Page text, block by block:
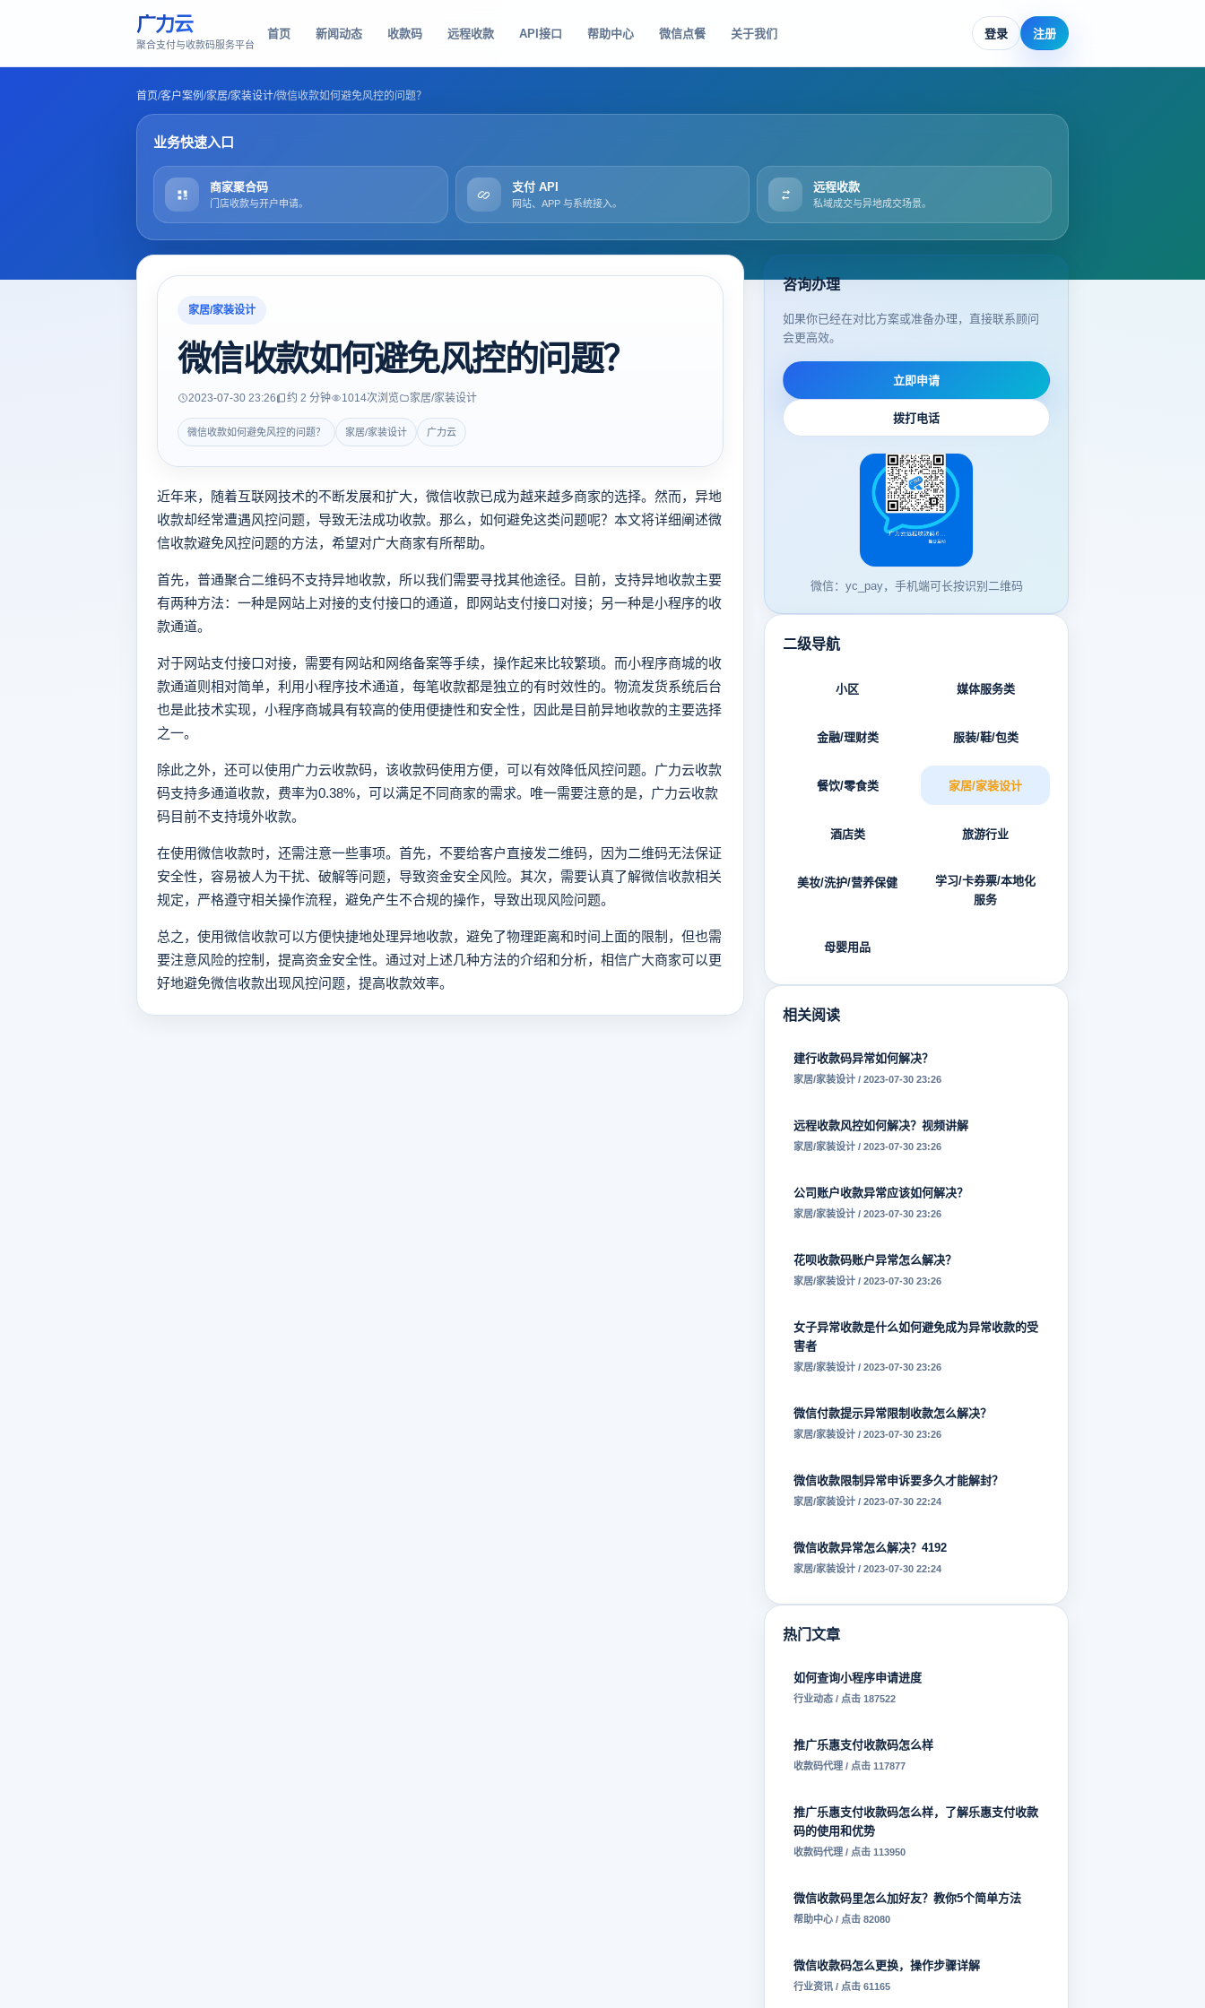
广力云
聚合支付与收款码服务平台
首页 新闻动态 收款码 远程收款 API接口 帮助中心 微信点餐 关于我们 登录 注册
首页/客户案例 /家居/家装设计/微信收款如何避免风控的问题？
业务快速入口
商家聚合码
门店收款与开户申请。
支付 API
网站、APP 与系统接入。
远程收款
私域成交与异地成交场景。
家居/家装设计
微信收款如何避免风控的问题？
2023-07-30 23:26 约 2 分钟 1014次浏览 家居/家装设计
微信收款如何避免风控的问题？ 家居/家装设计 广力云
近年来，随着互联网技术的不断发展和扩大，微信收款已成为越来越多商家的选择。然而，异地
收款却经常遭遇风控问题，导致无法成功收款。那么，如何避免这类问题呢？本文将详细阐述微
信收款避免风控问题的方法，希望对广大商家有所帮助。
首先，普通聚合二维码不支持异地收款，所以我们需要寻找其他途径。目前，支持异地收款主要
有两种方法：一种是网站上对接的支付接口的通道，即网站支付接口对接；另一种是小程序的收
款通道。
对于网站支付接口对接，需要有网站和网络备案等手续，操作起来比较繁琐。而小程序商城的收
款通道则相对简单，利用小程序技术通道，每笔收款都是独立的有时效性的。物流发货系统后台
也是此技术实现，小程序商城具有较高的使用便捷性和安全性，因此是目前异地收款的主要选择
之一。
除此之外，还可以使用广力云收款码，该收款码使用方便，可以有效降低风控问题。广力云收款
码支持多通道收款，费率为0.38%，可以满足不同商家的需求。唯一需要注意的是，广力云收款
码目前不支持境外收款。
在使用微信收款时，还需注意一些事项。首先，不要给客户直接发二维码，因为二维码无法保证
安全性，容易被人为干扰、破解等问题，导致资金安全风险。其次，需要认真了解微信收款相关
规定，严格遵守相关操作流程，避免产生不合规的操作，导致出现风险问题。
总之，使用微信收款可以方便快捷地处理异地收款，避免了物理距离和时间上面的限制，但也需
要注意风险的控制，提高资金安全性。通过对上述几种方法的介绍和分析，相信广大商家可以更
好地避免微信收款出现风控问题，提高收款效率。
咨询办理
如果你已经在对比方案或准备办理，直接联系顾问
会更高效。
立即申请
拨打电话
微信：yc_pay，手机端可长按识别二维码
二级导航
小区 媒体服务类
金融/理财类 服装/鞋/包类
餐饮/零食类 家居/家装设计
酒店类 旅游行业
美妆/洗护/营养保健
学习/卡券票/本地化
服务
母婴用品
相关阅读
建行收款码异常如何解决？
家居/家装设计 / 2023-07-30 23:26
远程收款风控如何解决？视频讲解
家居/家装设计 / 2023-07-30 23:26
公司账户收款异常应该如何解决？
家居/家装设计 / 2023-07-30 23:26
花呗收款码账户异常怎么解决？
家居/家装设计 / 2023-07-30 23:26
女子异常收款是什么如何避免成为异常收款的受
害者
家居/家装设计 / 2023-07-30 23:26
微信付款提示异常限制收款怎么解决？
家居/家装设计 / 2023-07-30 23:26
微信收款限制异常申诉要多久才能解封？
家居/家装设计 / 2023-07-30 22:24
微信收款异常怎么解决？4192
家居/家装设计 / 2023-07-30 22:24
热门文章
如何查询小程序申请进度
行业动态 / 点击 187522
推广乐惠支付收款码怎么样
收款码代理 / 点击 117877
推广乐惠支付收款码怎么样，了解乐惠支付收款
码的使用和优势
收款码代理 / 点击 113950
微信收款码里怎么加好友？教你5个简单方法
帮助中心 / 点击 82080
微信收款码怎么更换，操作步骤详解
行业资讯 / 点击 61165